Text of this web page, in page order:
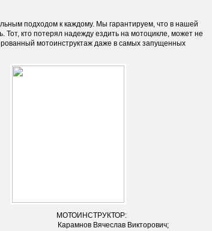
подходом к каждому. Мы гарантируем, что в нашей
кто потерял надежду ездить на мотоцикле, может не
мотоинструктаж даже в самых запущенных
Вячеслав Викторович;